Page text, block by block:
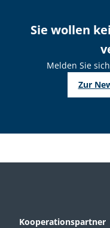
Sie wollen
Melden Sie
Zur
Kooperationspartner